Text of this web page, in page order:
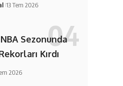
13 Tem 2026
Sezonunda
Kırdı
2026